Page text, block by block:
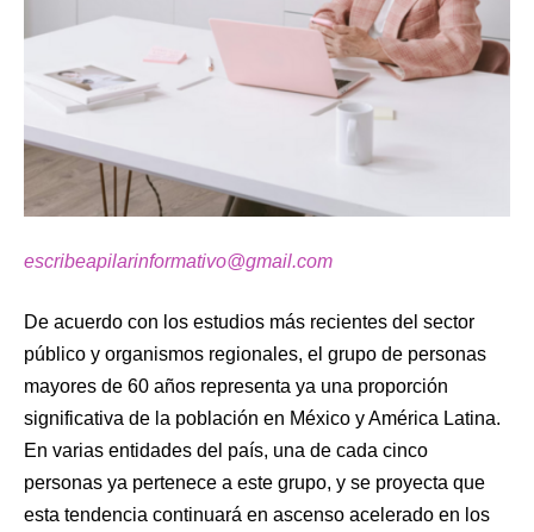
escribeapilarinformativo@gmail.com
De acuerdo con los estudios más recientes del sector
público y organismos regionales, el grupo de personas
mayores de 60 años representa ya una proporción
significativa de la población en México y América Latina.
En varias entidades del país, una de cada cinco
personas ya pertenece a este grupo, y se proyecta que
esta tendencia continuará en ascenso acelerado en los